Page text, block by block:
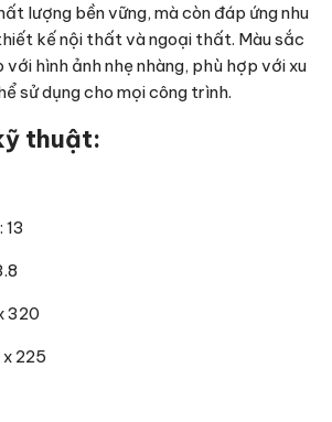
lượng bền vững, mà còn đáp ứng nhu
kế nội thất và ngoại thất. Màu sắc
hình ảnh nhẹ nhàng, phù hợp với xu
sử dụng cho mọi công trình.
thuật:
320
225